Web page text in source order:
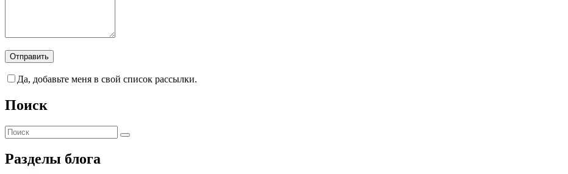
Да, добавьте меня в свой список рассылки.
Поиск
Разделы блога